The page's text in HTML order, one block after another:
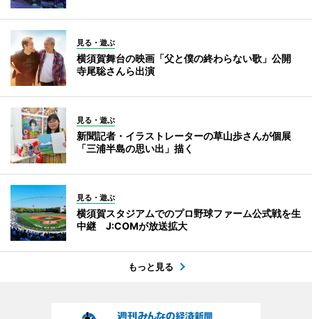
見る・遊ぶ
横須賀舞台の映画「父と僕の終わらない歌」公開
寺尾聡さんら出演
見る・遊ぶ
新聞記者・イラストレーターの草山歩さんが個展
「三浦半島の思い出」描く
見る・遊ぶ
横須賀スタジアムでのプロ野球ファーム公式戦を生
中継 J:COMが放送拡大
もっと見る